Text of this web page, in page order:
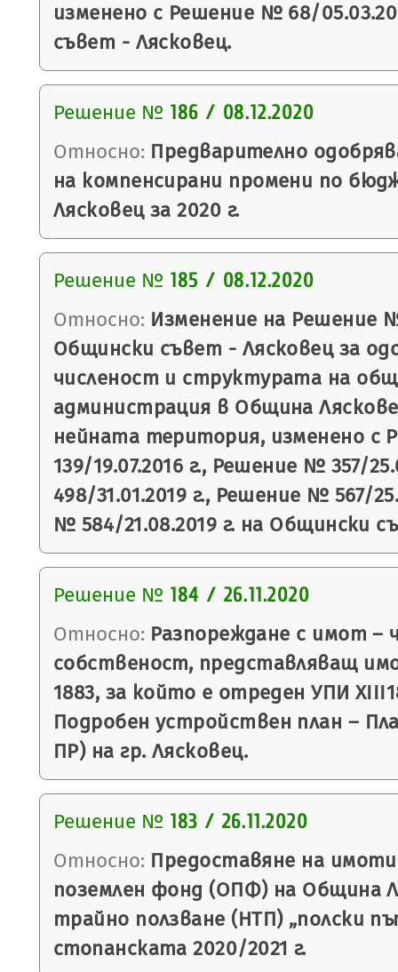
изменено с Решение № 68/
съвет - Лясковец.
Решение № 186 / 08.12.2020
Относно: Предварително
на компенсирани промени по
Лясковец за 2020 г.
Решение № 185 / 08.12.2020
Относно: Изменение на Решение №
Общински съвет - Лясковец за
численост и структурата на
администрация в Община
нейната територия, изменено с
139/19.07.2016 г., Решение № 357/
498/31.01.2019 г., Решение № 567/
№ 584/21.08.2019 г. на Общински
Решение № 184 / 26.11.2020
Относно: Разпореждане с имот –
собственост, представляващ
1883, за който е отреден УПИ
Подробен устройствен план –
ПР) на гр. Лясковец.
Решение № 183 / 26.11.2020
Относно: Предоставяне на
поземлен фонд (ОПФ) на Община
трайно ползване (НТП) „полски
стопанската 2020/2021 г.